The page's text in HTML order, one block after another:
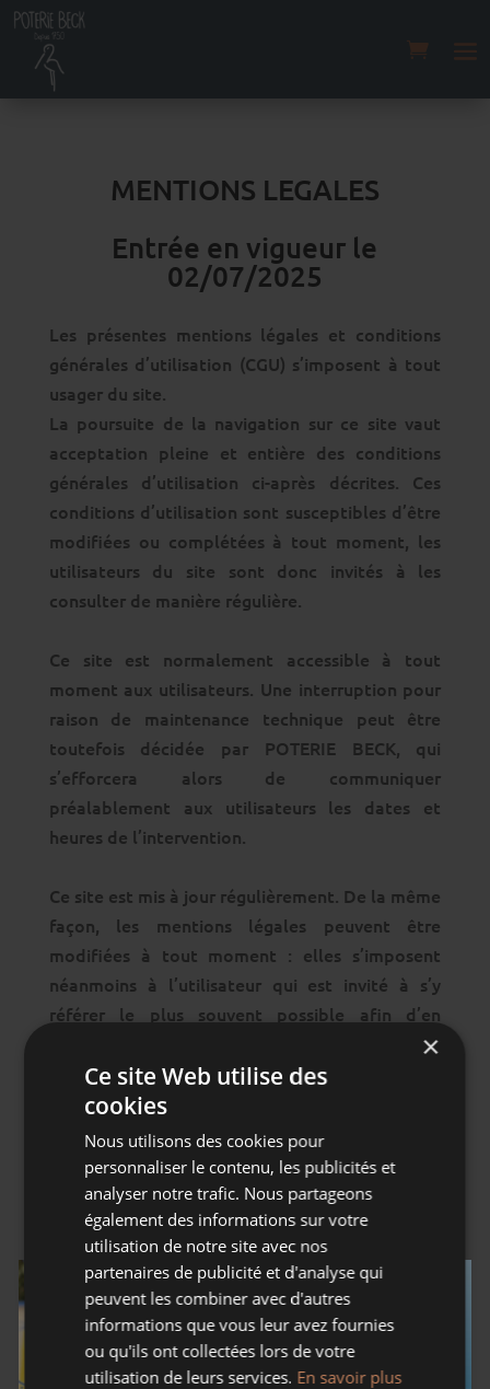
MENTIONS LEGALES
Entrée en vigueur le
02/07/2025
Les présentes mentions légales et conditions
générales d’utilisation (CGU) s’imposent à tout
usager du site.
La poursuite de la navigation sur ce site vaut
acceptation pleine et entière des conditions
générales d’utilisation ci-après décrites. Ces
conditions d’utilisation sont susceptibles d’être
modifiées ou complétées à tout moment, les
utilisateurs du site sont donc invités à les
consulter de manière régulière.
Ce site est normalement accessible à tout
moment aux utilisateurs. Une interruption pour
raison de maintenance technique peut être
toutefois décidée par POTERIE BECK, qui
s’efforcera alors de communiquer
préalablement aux utilisateurs les dates et
heures de l’intervention.
Ce site est mis à jour régulièrement. De la même
façon, les mentions légales peuvent être
modifiées à tout moment : elles s’imposent
néanmoins à l’utilisateur qui est invité à s’y
référer le plus souvent possible afin d’en
Le présent site internet est la propriété de
POTERIE BECK, SAS au capital social de
228673,53 €, sis(e) 42 rue de Bischwiller 67620
SOUFFLENHEIM.
POTERIE BECK est immatriculée au Registre du
commerce et des sociétés de : STRASBOURG
sous le numéro 304327885.
POTERIE BECK est assujetti(e) au régime de la
×
Ce site Web utilise des
cookies
Nous utilisons des cookies pour
personnaliser le contenu, les publicités et
analyser notre trafic. Nous partageons
également des informations sur votre
utilisation de notre site avec nos
partenaires de publicité et d'analyse qui
peuvent les combiner avec d'autres
informations que vous leur avez fournies
ou qu'ils ont collectées lors de votre
utilisation de leurs services. En savoir plus